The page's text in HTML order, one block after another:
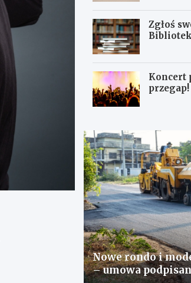
Zgłoś
Koncert
przegap!
Nowe rondo i
– umowa